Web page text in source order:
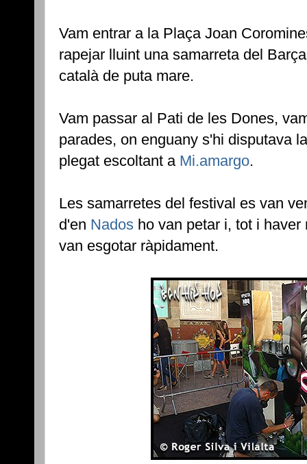
Vam entrar a la Plaça Joan
rapejar lluint una samarreta del
català de puta mare.
Vam passar al Pati de les Dones,
parades, on enguany s'hi disputava
plegat escoltant a Mi.amargo.
Les samarretes del festival es van
d'en Nados ho van petar i, tot i
van esgotar ràpidament.